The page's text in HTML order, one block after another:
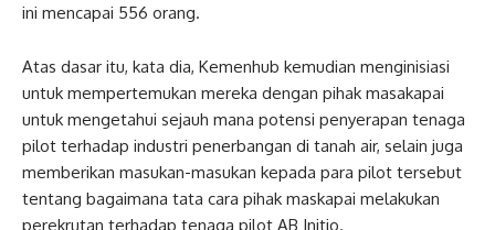
ini mencapai 556 orang.
Atas dasar itu, kata dia, Kemenhub kemudian menginisiasi
untuk mempertemukan mereka dengan pihak masakapai
untuk mengetahui sejauh mana potensi penyerapan tenaga
pilot terhadap industri penerbangan di tanah air, selain juga
memberikan masukan-masukan kepada para pilot tersebut
tentang bagaimana tata cara pihak maskapai melakukan
perekrutan terhadap tenaga pilot AB Initio.